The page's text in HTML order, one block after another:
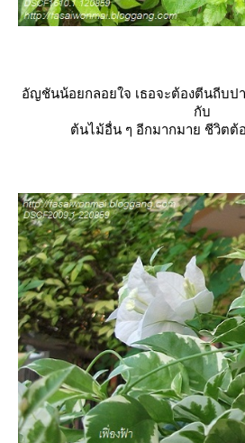
อัญชันน้อยกลอยใจ เธอจะต้องตีนถีบป
กับ
ต้นไม้อื่น ๆ อีกมากมาย ชีวิต